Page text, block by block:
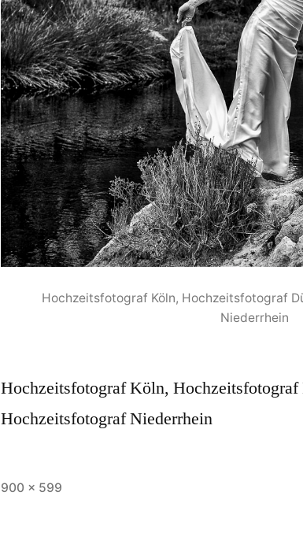
Hochzeitsfotograf Köln, Hochzeitsfotograf
Niederrhein
Hochzeitsfotograf Köln, Hochzeitsfotograf
Hochzeitsfotograf Niederrhein
Originalgröße
900 × 599